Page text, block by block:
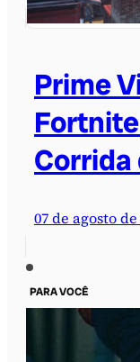
Prime
Corrida
07 de agosto de
PARA VOCÊ